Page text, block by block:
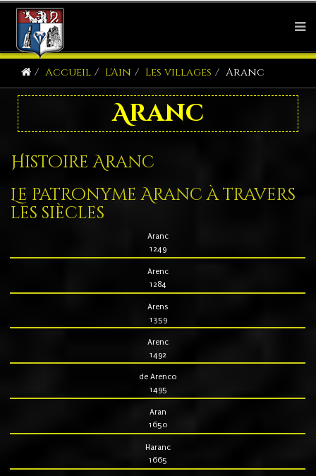
Accueil L'Ain Les villages Aranc
Aranc
Histoire Aranc
Le patronyme Aranc à travers
les siècles
Aranc
1249
Arenc
1284
Arens
1359
Arenc
1492
de Arenco
1495
Aran
1650
Haranc
1665